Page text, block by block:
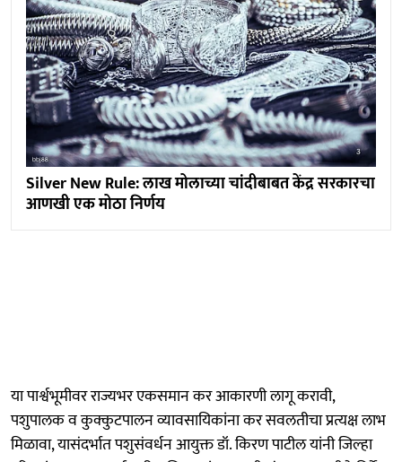
Silver New Rule: लाख मोलाच्या चांदीबाबत केंद्र सरकारचा
आणखी एक मोठा निर्णय
या पार्श्वभूमीवर राज्यभर एकसमान कर आकारणी लागू करावी,
पशुपालक व कुक्कुटपालन व्यावसायिकांना कर सवलतीचा प्रत्यक्ष लाभ
मिळावा, यासंदर्भात पशुसंवर्धन आयुक्त डॉ. किरण पाटील यांनी जिल्हा